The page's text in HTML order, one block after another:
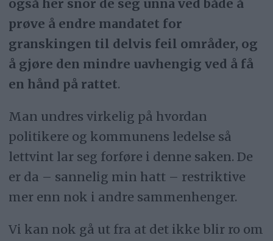
også her snor de seg unna ved både å
prøve å endre mandatet for
granskingen til delvis feil områder, og
å gjøre den mindre uavhengig ved å få
en hånd på rattet.
Man undres virkelig på hvordan
politikere og kommunens ledelse så
lettvint lar seg forføre i denne saken. De
er da – sannelig min hatt – restriktive
mer enn nok i andre sammenhenger.
Vi kan nok gå ut fra at det ikke blir ro om